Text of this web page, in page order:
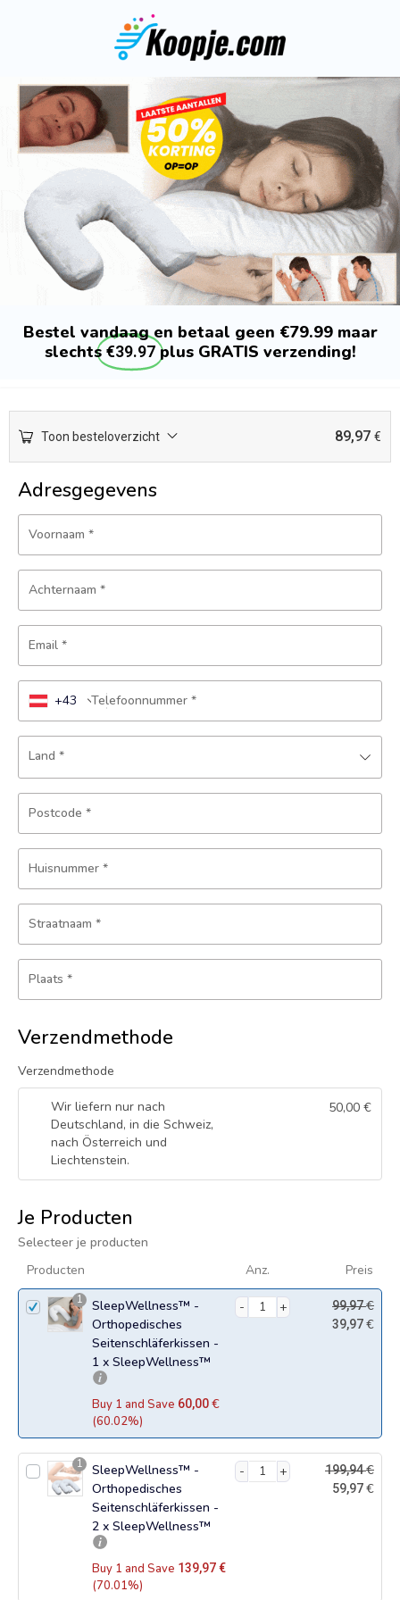
Bestel vandaag en betaal geen €79.99 maar
slechts €39.97 plus GRATIS verzending!
Toon besteloverzicht 89,97 €
Adresgegevens
Voornaam *
Achternaam *
Email *
Telefoonnummer *
+43
Land *
Postcode *
Huisnummer *
Straatnaam *
Plaats *
Verzendmethode
Verzendmethode
Wir liefern nur nach
Deutschland, in die Schweiz,
nach Österreich und
Liechtenstein.
50,00 €
Je Producten
Selecteer je producten
Producten
Anz. Preis
1
SleepWellness™ -
Orthopedisches
Seitenschläferkissen -
1 x SleepWellness™
Buy 1 and Save 60,00€
(60.02%)
99,97€
39,97€
1
SleepWellness™ -
Orthopedisches
Seitenschläferkissen -
2 x SleepWellness™
Buy 1 and Save 139,97€
(70.01%)
199,94€
59,97€